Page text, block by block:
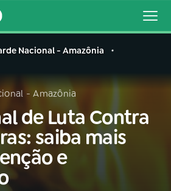
Buscar
AO VIVO
Nacional - Amazônia
- Amazônia
de Luta Contra
saiba mais
e